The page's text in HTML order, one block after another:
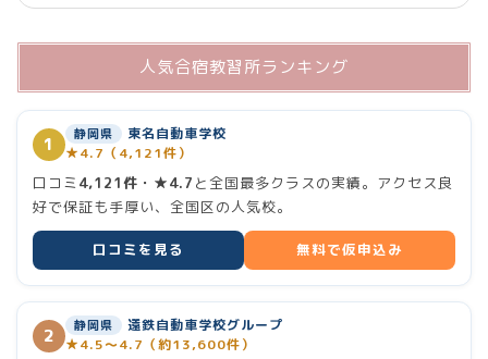
人気合宿教習所ランキング
1 静岡県
東名自動車学校
★4.7（4,121件）
口コミ4,121件・★4.7 と全国最多クラスの実績。アクセス良
好で保証も手厚い、全国区の人気校。
口コミを見る 無料で仮申込み
2 静岡県
遠鉄自動車学校グループ
★4.5〜4.7（約13,600件）